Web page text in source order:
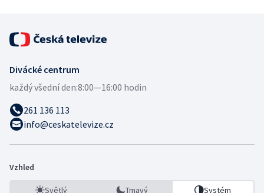
Divácké centrum
každý všední den:8:00—16:00 hodin
261 136 113
info@ceskatelevize.cz
Vzhled
Světlý Tmavý Systém